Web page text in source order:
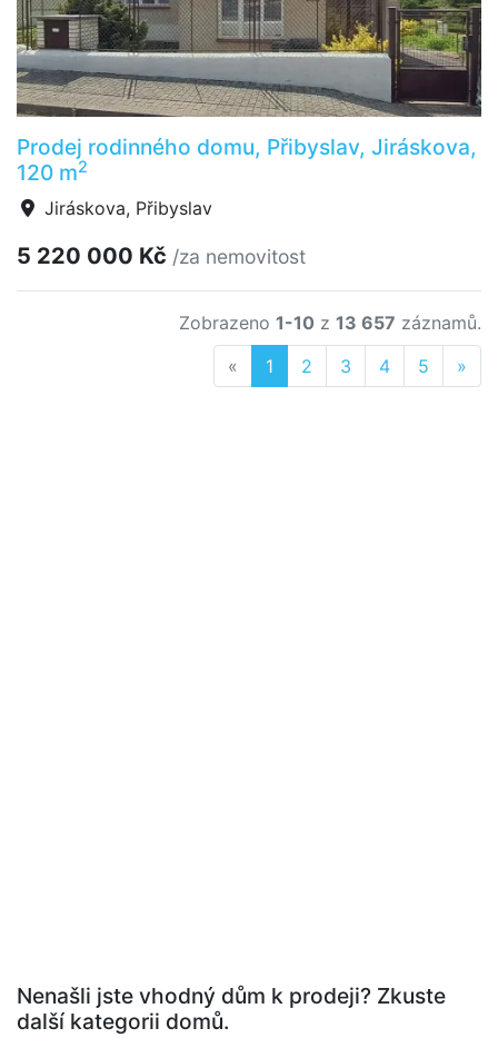
Prodej rodinného domu, Přibyslav, Jiráskova,
120 m2
Jiráskova, Přibyslav
5 220 000 Kč /za nemovitost
Zobrazeno 1-10 z 13 657 záznamů.
« Previous
1 2 3 4 5 »
Nenašli jste vhodný dům k prodeji? Zkuste
další kategorii domů.